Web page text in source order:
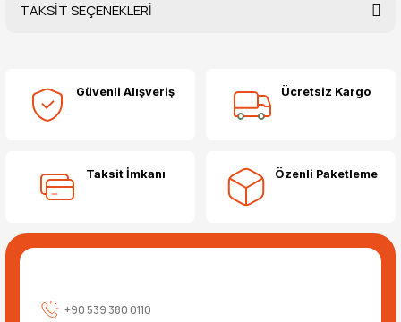
Yorum Yaz
TAKSİT SEÇENEKLERİ
Güvenli Alışveriş Ücretsiz Kargo
Taksit İmkanı Özenli Paketleme
+90 539 380 0110